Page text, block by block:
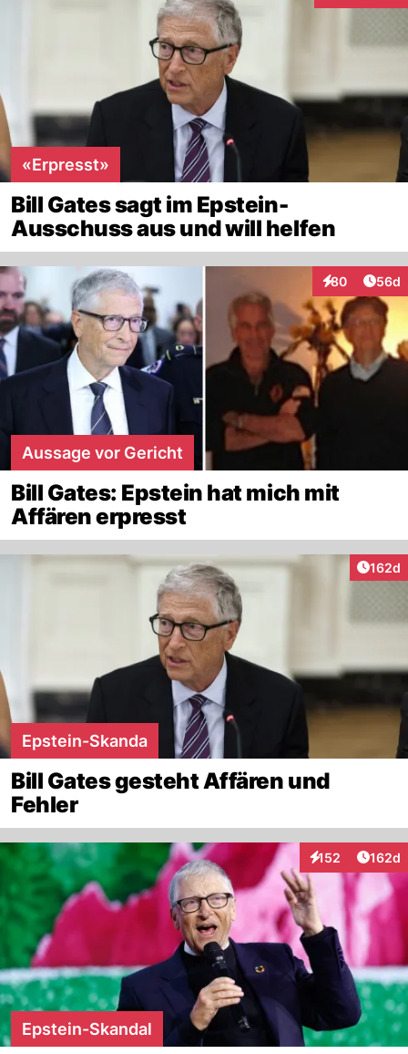
«Erpresst»
Bill Gates sagt im Epstein-
Ausschuss aus und will helfen
80
Interaktionen
56d
Aussage vor Gericht
Bill Gates: Epstein hat mich mit
Affären erpresst
162d
Epstein-Skanda
Bill Gates gesteht Affären und
Fehler
152
Interaktionen162d
Epstein-Skandal